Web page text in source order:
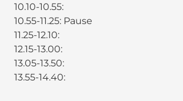
10.10-10.55:
10.55-11.25: Pause
11.25-12.10:
12.15-13.00:
13.05-13.50:
13.55-14.40: